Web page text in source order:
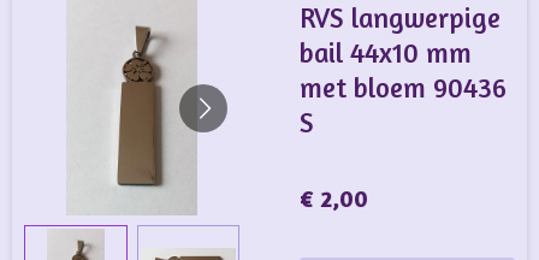
RVS langwerpige
bail 44x10 mm
met bloem 90436
S
€ 2,00